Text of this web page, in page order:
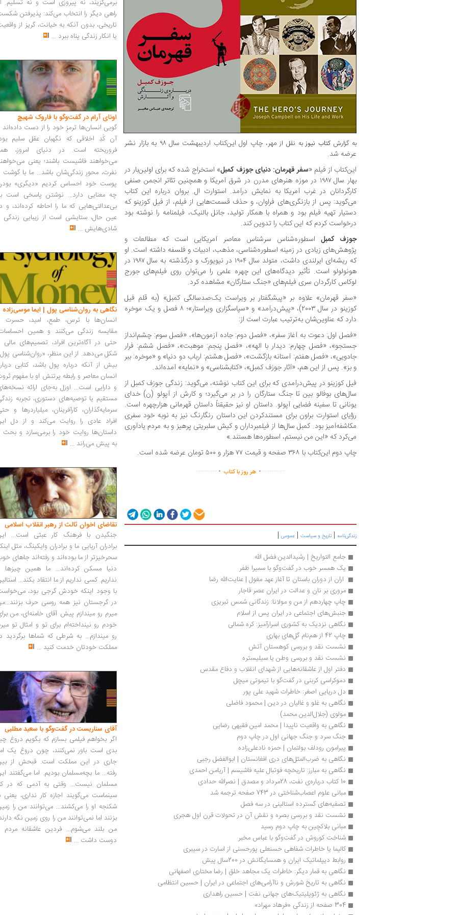
به گزارشکتاب نیوز به نقل از
مهر، چاپ اول این‌کتاب اردیبهشت سال ۹۸ به بازار نشر
عرضه شد.
این‌کتاب از فیلم «سفر قهرمان: دنیای جوزف کمبل» استخراج شده که برای اولین‌بار در
بهار سال ۱۹۸۷ در موزه هنرهای مدرن در شرق آمریکا و همچنین تئاتر انجمن صنفی
کارگردانان در غرب آمریکا به نمایش درآمد. استوارت ال. بروان درباره این کتاب
می‌گوید: پس از بازنگری‌های فراوان، و حذف قسمت‌هایی از فیلم، از فیل کوزینو که
دستیار تهیه فیلم بود و همراه با همکار تولید، جانل بالنیک، فیلمنامه را نوشته بود
درخواست کردم که این کتاب را تدوین کند.
جوزف کمبل اسطوره‌شناس سرشناس معاصر آمریکایی است که مطالعات و
پژوهش‌های زیادی در زمینه اسطوره‌شناسی، مذهب، ادبیات و فلسفه داشته است. او
که ریشه‌ای ایرلندی داشت، متولد سال ۱۹۰۴ در نیویورک و درگذشته به سال ۱۹۸۷ در
هونولولو است. تأثیر دیدگاه‌های این چهره علمی را می‌توان روی فیلم‌های جورج
لوکاس کارگردان سری فیلم‌های «جنگ ستارگان» مشاهده کرد.
«سفر قهرمان» علاوه بر «پیشگفتار بر ویراست یک‌صدسالگی کمبل» (به قلم فیل
کوزینو در سال ۲۰۰۳)، «پیش‌درآمد» و «سپاسگزاری ویراستار»؛ ۸ فصل و یک موخره
دارد که عناوین‌شان به‌ترتیب عبارت است از:
«فصل اول: دعوت به آغاز سفر»، «فصل دوم: جاده آزمون‌ها»، «فصل سوم: چشم‌انداز
جستجو»، «فصل چهارم: دیدار با الهه»، «فصل پنجم: موهبت»، «فصل ششم: فرار
جادویی»، «فصل هفتم: آستانه بازگشت»، «فصل هشتم: ارباب دو دنیا» و «موخره: ببر
و بز». پس از این هم، «آثار جوزف کمبل»، «کتابشناسی» و «نمایه» آمده‌اند.
فیل کوزینو در پیش‌درآمدی که برای این کتاب نوشته، می‌گوید: زندگی جوزف کمبل از
سال‌های بوفالو بین تا جنگ ستارگان را در بر می‌گیرد؛ و کارش از آپولو (ن) خدای
یونانی تا سفینه فضایی آپولو. داستان او نیز حقیقتاً داستان قهرمانی هزارچهره است.
رؤیای استوارت براون برای مستندکردن این داستان رنگارنگ نیز به نوبه خود سفری
مکاشفه‌آمیز بود. کمبل سال‌ها از فیلمبرداران و کیش سلبریتی پرهیز و به مردم یادآوری
می‌کرد که «این من نیستم، اسطوره‌ها هستند.»
چاپ دوم این‌کتاب با ۳۶۸ صفحه و قیمت ۷۷ هزار و ۵۰۰ تومان عرضه شده است.
...............
. هر روز با کتاب .
..............
زندگی‌نامه | تاریخ و سیاست | عمومی |
جامع التواریخ | رشیدالدین فضل الله
یک همسر خوب در گفت‌وگو با سمیرا ظفر
اران از دوران باستان تا آغاز عهد مغول | عنایت‌الله رضا
مروری بر نان و عدالت در ایران عصر قاجار
چاپ چهاردهم از من و مولانا: زندگانی شمس تبریزی
جنبش‌های اجتماعی در ایران پس از اسلام
نگاهی نزدیک به کشوری اسرارآمیز: کره شمالی
چاپ 42 از هم‌نام گل‌های بهاری
نشست نقد و بررسی کوهستان آتش
نشست نقد و بررسی وطن یا سیلیستره
دفتر اول از عاشقانه‌هایی از شهدای انقلاب و دفاع مقدس
دموکراسی کربنی در گفت‌گو با تیموتی میچل
دل دریایی اصغر: خاطرات شهید علی پور
نگاهی به غلو و غالیان در دین | محمود فاضلی
مولوی (جلال‌الدین محمد)
نگاهی به واقعیت ناپیدا | محمد امین فقیهی رضایی
جنگ سرد و جنگ جهانی اول در چاپ دوم
پیرامون رودلف بولتمان | حمزه نادعلی‌زاده
نگاهی به ضرب‌المثل‌های دری افغانستان | ابوالفضل رجبی
نگاهی به مبارز: تاریخچه فوتبال علیه فاشیسم | آریامن احمدی
10 کتاب درباره‌ی نفت، 28مرداد و مصدق | نصرالله حدادی
مبانی علوم اعصاب‌شناختی در 743 صفحه ترجمه شد
تصفیه‌های گسترده استالینی در سه فصل
نشست نقد و بررسی بصره و نقش آن در تحولات قرن اول هجری
مبانی بلاکچِین به چاپ دوم رسید
شناخت کوروش در گفت‌وگو با عباس مخبر
کالیما یا خاطرات شفاهی حسنعلی پورحسنی از اسارت در سیبری
روابط دیپلماتیک ایران و همسایگانش در 200سال پیش
نگاهی به قمار دیگر: خاطرات یک مجاهد خلق | رضا مختاری اصفهانی
نگاهی به تاریخ شورش و ناآرامی‌های اجتماعی در ایران | حسین انتظامی
نگاهی به ژئوپلیتیک‌های جهانی نفت | حسین راهداری
304 صفحه از زندگی «فرهاد مهراد»
برمی‌گزیند، نه پیروزی است و نه تسلیم.
راهی دیگر را انتخاب می‌کند: پذیرفتن
تاریخی، بدون آنکه به خیانت، گریز از
یا انکار زندگی پناه ببرد ...
اونای آرام در گفت‌وگو با فاروک شهیچ‭
گویی انسان‌ها ترمزِ خود را از دست داده‌اند
آن کُدِ اخلاقی که نگهبان عقل سلیم
فروریخته است. در دنیای امروز،
می‌خواهند فاشیست باشند؛ یعنی
نفرت، محورِ زندگی‌شان باشد... ما با گوشت
پوست خود احساس کردیم «دیگری»
چه معنایی دارد... نوشتن پاسخی است
بی‌عدالتی‌هایی که ما را احاطه کرده‌اند، و
عین حال، ستایشی است از زیبایی زندگی
شادی‌هایش ...
نگاهی به روان‌شناسی پول | ایما موسی‌زاده
انسان‌ها با ترس، طمع، امید، حسرت
مقایسه زندگی می‌کنند و همین
حتی در آگاه‌ترین افراد، تصمیم‌های مالی
شکل می‌دهد. از این منظر، «روان‌شناسی
بیش از آنکه درباره پول باشد، کتابی
انسان معاصر و رابطه پرتنش او با مفهوم
و دارایی است... اوزل به‌جای ارائه
مستقیم یا توصیه‌های دستوری، تجربه
سرمایه‌گذاران، کارآفرینان، میلیاردرها و
افراد عادی را روایت می‌کند و از دل
داستان‌ها روایت خود را برمی‌سازد و بحث
به پیش می‌راند ...
تقاضای اخوان ثالث از رهبر انقلاب اسلامی
جنگیدن با فرهنگ کار عبثی است...
برادران آریایی ما و برادران وایکینگ، مثل
سحرخیزتر از ما بوده‌اند و رفته‌اند جاهای
دنیا مسکن کرده‌اند... ما همین چیزها
نداریم. کسی نداریم از ما انتقاد بکند...
با وجود اینکه خودش گرجی بود،
در گرجستان نیز همه روسی حرف
میرم رو میندازم پیش آقای خامنه‌ای، من
خودم رو نینداخته‌ام برای تو و امثال تو
رو میندازم... به شرطی که شماها برگردید
مملکت خودتان خدمت کنید ...
آقای سناریست در گفت‌وگو با سعید مطلبی
اگر بخواهم فیلمی بسازم که بگویم دروغ
بدی است باور نمی‌کنند، چون دروغ یک
جاری در این مملکت است. قبحش از
رفته... ما بچه‌مسلمان بودیم. اما می‌گفتند
مسلمان نیست... وقتی به آدمی که در
سینماست می‌گویند اجازه کار نداری، یعنی
شکنجه او را می‌کشند... می‌توانند من را
بزنند اما نمی‌توانند من را روی زمین نگه
من بلند می‌شوم... فردین عاشقانه مردم
دوست داشت ...